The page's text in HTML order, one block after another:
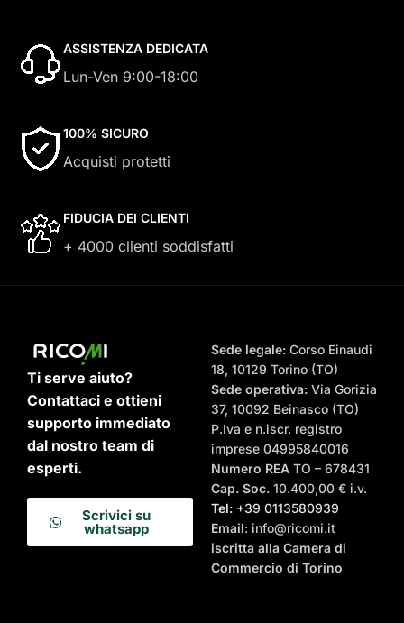
ASSISTENZA DEDICATA
Lun-Ven 9:00-18:00
100% SICURO
Acquisti protetti
FIDUCIA DEI CLIENTI
+ 4000 clienti soddisfatti
Ti serve aiuto?
Contattaci e ottieni
supporto immediato
dal nostro team di
esperti.
Scrivici su
whatsapp
Sede legale:Corso Einaudi
18, 10129 Torino (TO)
Sede operativa:Via Gorizia
37, 10092 Beinasco (TO)
P.Iva e n.iscr. registro
imprese 04995840016
Numero REA TO – 678431
Cap. Soc.10.400,00 € i.v.
Tel:+39 0113580939
Email: info@ricomi.it
iscritta alla Camera di
Commercio di Torino